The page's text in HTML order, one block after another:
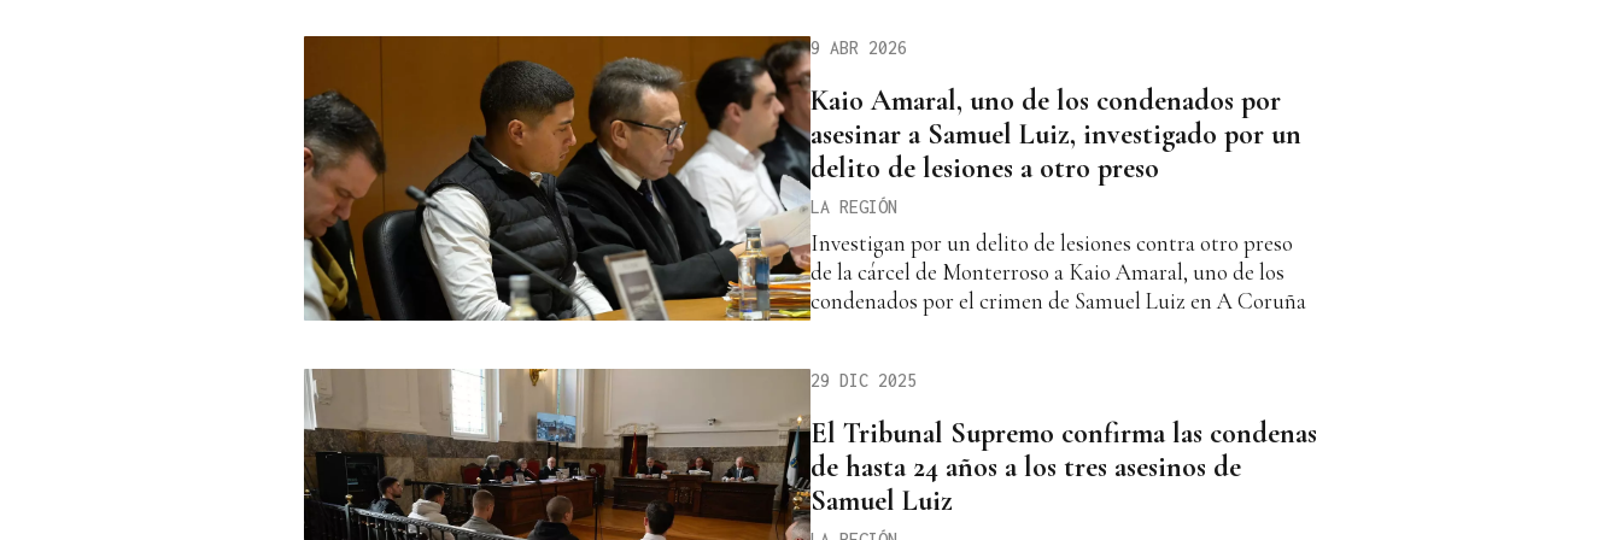
9 ABR 2026
Kaio Amaral, uno de los condenados por
asesinar a Samuel Luiz, investigado por un
delito de lesiones a otro preso
LA REGIÓN
Investigan por un delito de lesiones contra otro preso
de la cárcel de Monterroso a Kaio Amaral, uno de los
condenados por el crimen de Samuel Luiz en A Coruña
29 DIC 2025
El Tribunal Supremo confirma las condenas
de hasta 24 años a los tres asesinos de
Samuel Luiz